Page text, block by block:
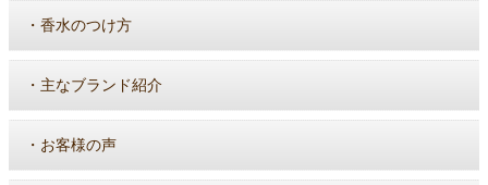
・ 香水のつけ方
・ 主なブランド紹介
・ お客様の声